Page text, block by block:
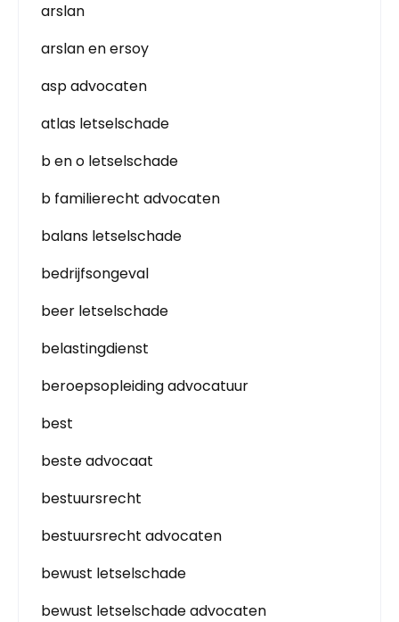
arslan
arslan en ersoy
asp advocaten
atlas letselschade
b en o letselschade
b familierecht advocaten
balans letselschade
bedrijfsongeval
beer letselschade
belastingdienst
beroepsopleiding advocatuur
best
beste advocaat
bestuursrecht
bestuursrecht advocaten
bewust letselschade
bewust letselschade advocaten